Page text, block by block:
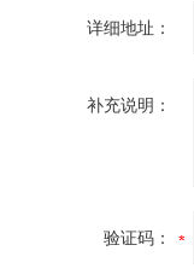
详细地址：
补充说明：
验证码：